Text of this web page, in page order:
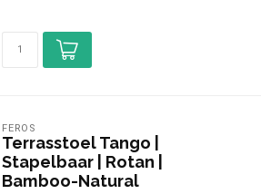
FEROS
Terrasstoel Tango |
Stapelbaar | Rotan |
Bamboo-Natural